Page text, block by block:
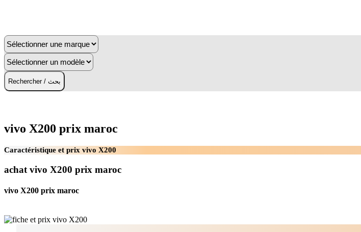
Rechercher / بحث
vivo X200 prix maroc
Caractéristique et prix vivo X200
achat vivo X200 prix maroc
vivo X200 prix maroc